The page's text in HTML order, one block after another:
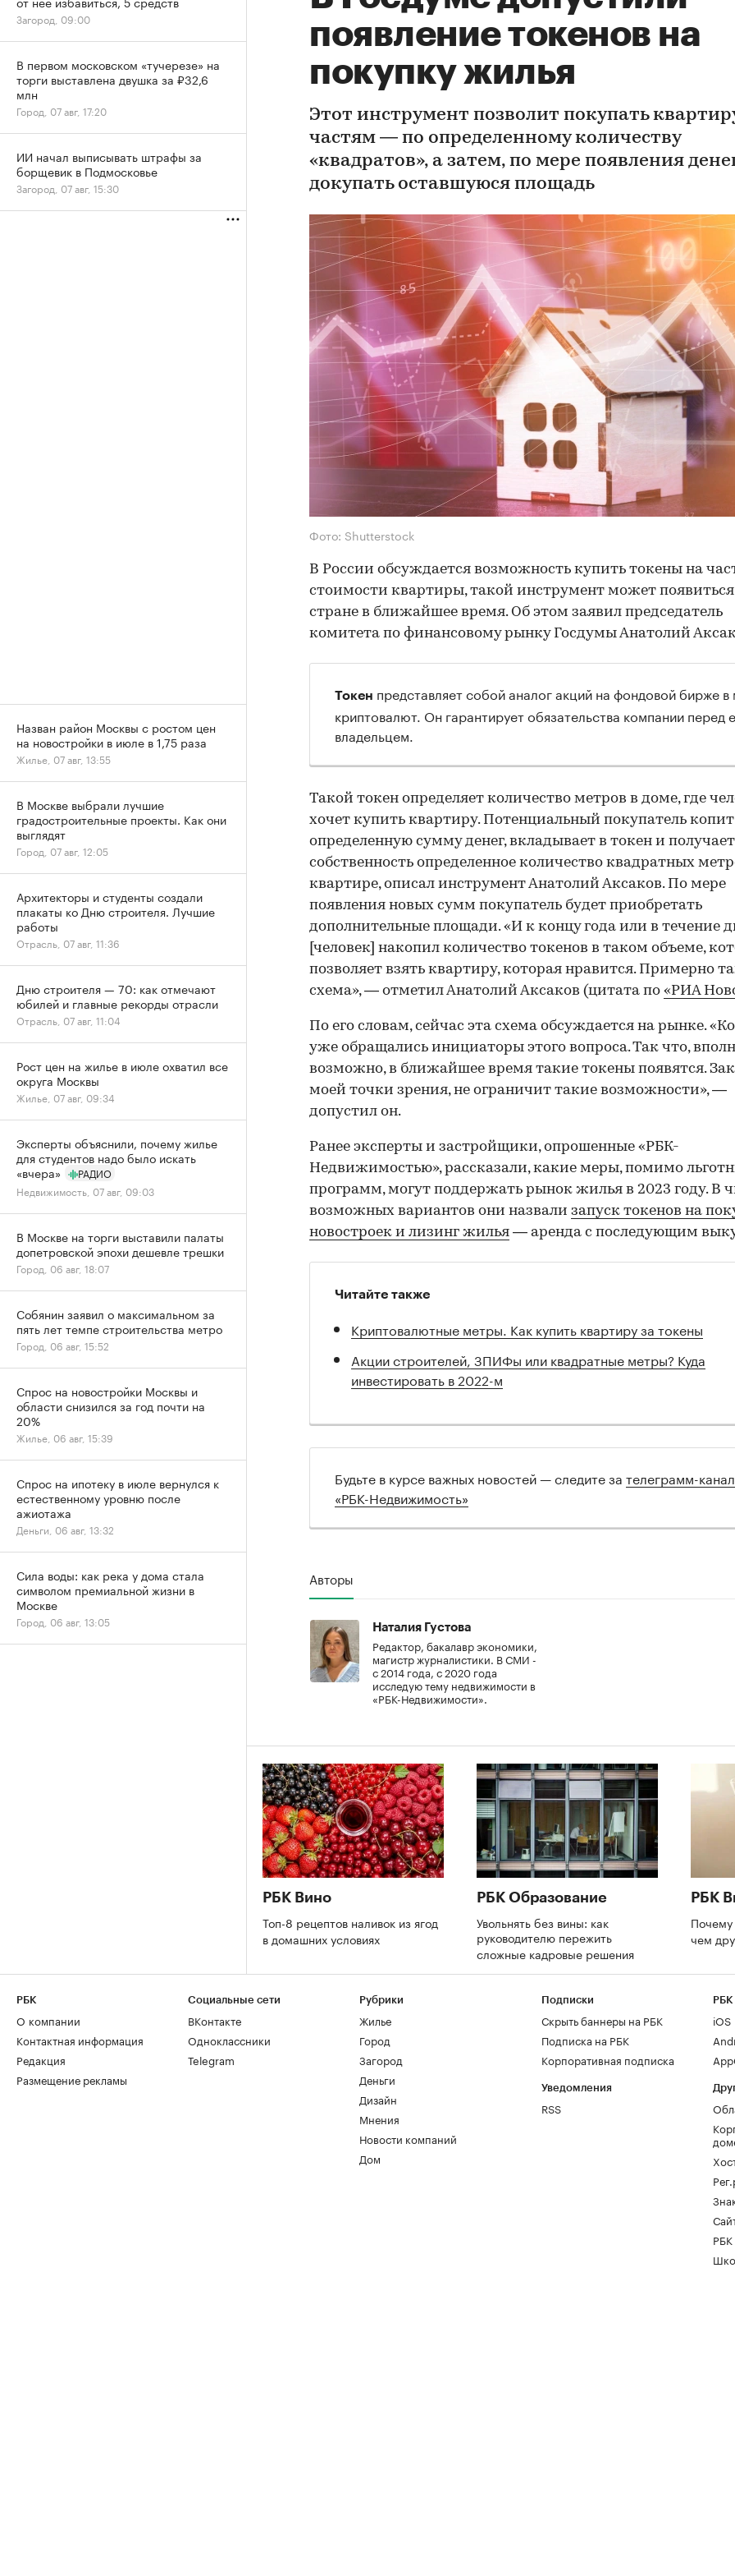
появление токенов на
покупку жилья
Этот инструмент позволит покупать
частям — по определенному количеству
«квадратов», а затем, по мере появления
докупать оставшуюся площадь
Фото: Shutterstock
В России обсуждается возможность купить токены на
стоимости квартиры, такой инструмент может
стране в ближайшее время. Об этом заявил председатель
комитета по финансовому рынку Госдумы Анатолий
Токен представляет собой аналог акций на фондовой бирже
криптовалют. Он гарантирует обязательства компании перед
владельцем.
Такой токен определяет количество метров в доме, где
хочет купить квартиру. Потенциальный покупатель копит
определенную сумму денег, вкладывает в токен и
собственность определенное количество квадратных
квартире, описал инструмент Анатолий Аксаков. По мере
появления новых сумм покупатель будет приобретать
дополнительные площади. «И к концу года или в течение
[человек] накопил количество токенов в таком объеме,
позволяет взять квартиру, которая нравится. Примерно
схема», — отметил Анатолий Аксаков (цитата по «РИА
По его словам, сейчас эта схема обсуждается на рынке.
уже обращались инициаторы этого вопроса. Так что,
возможно, в ближайшее время такие токены появятся.
моей точки зрения, не ограничит такие возможности», —
допустил он.
Ранее эксперты и застройщики, опрошенные «РБК-
Недвижимостью», рассказали, какие меры, помимо
программ, могут поддержать рынок жилья в 2023 году. В
возможных вариантов они назвали запуск токенов на
новостроек и лизинг жилья — аренда с последующим
Читайте также
Криптовалютные метры. Как купить квартиру за токены
Акции строителей, ЗПИФы или квадратные метры? Куда
инвестировать в 2022-м
Будьте в курсе важных новостей — следите за телеграмм-
«РБК-Недвижимость»
Авторы
Наталия Густова
Редактор, бакалавр экономики,
магистр журналистики. В СМИ -
с 2014 года, с 2020 года
исследую тему недвижимости в
«РБК-Недвижимости».
РБК Вино
Топ-8 рецептов наливок из ягод
в домашних условиях
РБК Образование
Увольнять без вины: как
руководителю пережить
сложные кадровые решения
РБК
Почему
чем
Загород, 09:00
В первом московском «тучерезе» на
торги выставлена двушка за ₽32,6
млн
Город, 07 авг, 17:20
ИИ начал выписывать штрафы за
борщевик в Подмосковье
Загород, 07 авг, 15:30
Назван район Москвы с ростом цен
на новостройки в июле в 1,75 раза
Жилье, 07 авг, 13:55
В Москве выбрали лучшие
градостроительные проекты. Как они
выглядят
Город, 07 авг, 12:05
Архитекторы и студенты создали
плакаты ко Дню строителя. Лучшие
работы
Отрасль, 07 авг, 11:36
Дню строителя — 70: как отмечают
юбилей и главные рекорды отрасли
Отрасль, 07 авг, 11:04
Рост цен на жилье в июле охватил все
округа Москвы
Жилье, 07 авг, 09:34
Эксперты объяснили, почему жилье
для студентов надо было искать
«вчера»
РАДИО
Недвижимость, 07 авг, 09:03
В Москве на торги выставили палаты
допетровской эпохи дешевле трешки
Город, 06 авг, 18:07
Собянин заявил о максимальном за
пять лет темпе строительства метро
Город, 06 авг, 15:52
Спрос на новостройки Москвы и
области снизился за год почти на
20%
Жилье, 06 авг, 15:39
Спрос на ипотеку в июле вернулся к
естественному уровню после
ажиотажа
Деньги, 06 авг, 13:32
Сила воды: как река у дома стала
символом премиальной жизни в
Москве
Город, 06 авг, 13:05
РБК
О компании
Контактная информация
Редакция
Размещение рекламы
Социальные сети
ВКонтакте
Одноклассники
Telegram
Рубрики
Жилье
Город
Загород
Деньги
Дизайн
Мнения
Новости компаний
Дом
Подписки
Скрыть баннеры на РБК
Подписка на РБК
Корпоративная подписка
Уведомления
RSS
РБК
iOS